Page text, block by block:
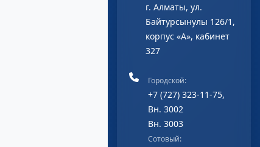
г. Алматы, ул.
Байтурсынулы 126/1,
корпус «А», кабинет
327
Городской:
+7 (727) 323-11-75,
Вн. 3002
Вн. 3003
Сотовый: